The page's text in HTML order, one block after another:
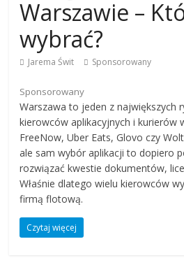
Warszawie –
wybrać?
Jarema Świt Sponsorowany
Sponsorowany
Warszawa to jeden z największych
kierowców aplikacyjnych i kurierów
FreeNow, Uber Eats, Glovo czy
ale sam wybór aplikacji to dopiero
rozwiązać kwestie dokumentów,
Właśnie dlatego wielu kierowców
firmą flotową.
Czytaj więcej